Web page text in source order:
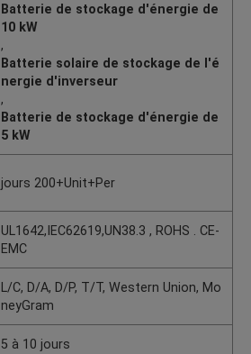
Batterie de stockage d'énergie de
10 kW
,
Batterie solaire de stockage de l'é
nergie d'inverseur
,
Batterie de stockage d'énergie de
5 kW
jours 200+Unit+Per
UL1642,IEC62619,UN38.3 , ROHS . CE-
EMC
L/C, D/A, D/P, T/T, Western Union, Mo
neyGram
5 à 10 jours